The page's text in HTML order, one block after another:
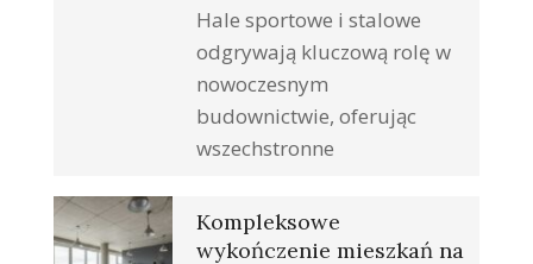
Hale sportowe i stalowe
odgrywają kluczową rolę w
nowoczesnym
budownictwie, oferując
wszechstronne
Kompleksowe
wykończenie mieszkań na